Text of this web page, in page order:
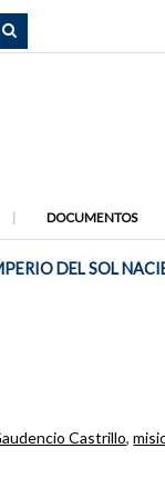
DOCUMENTOS
DEL SOL
Castrillo,